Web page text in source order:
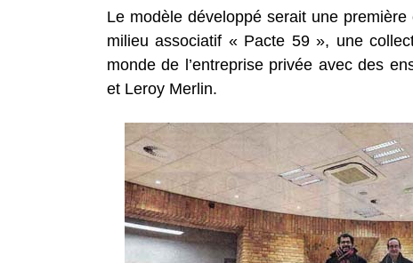
Le modèle développé serait une
milieu associatif « Pacte 59 », une
monde de l’entreprise privée avec des
et Leroy Merlin.